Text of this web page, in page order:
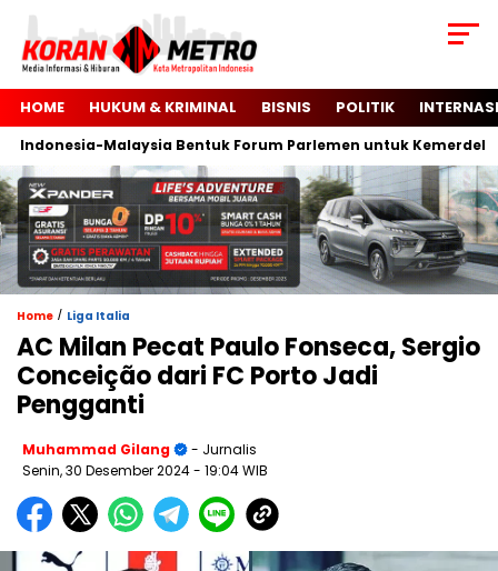
HOME HUKUM & KRIMINAL BISNIS POLITIK
Malaysia Bentuk Forum Parlemen untuk
Home / Liga Italia
AC Milan Pecat Paulo Fonseca, Sergio
Conceição dari FC Porto Jadi
Pengganti
Muhammad Gilang
- Jurnalis
Senin, 30 Desember 2024- 19:04 WIB